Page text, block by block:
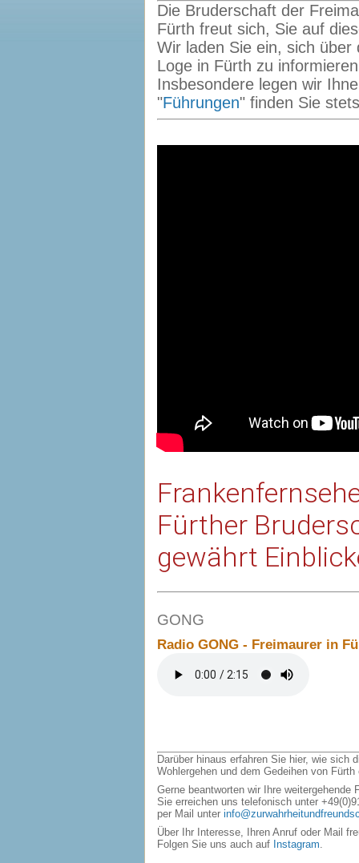
Die Bruderschaft der
Fürth freut sich, Sie auf
Wir laden Sie ein, sich über
Loge in Fürth zu
Insbesondere legen wir
"Führungen" finden Sie
Fürther
gewährt
GONG
Radio GONG - Freimaurer in
Darüber hinaus erfahren Sie hier, wie sich
Wohlergehen und dem Gedeihen von Fürth
Gerne beantworten wir Ihre weitergehende
Sie erreichen uns telefonisch unter
per Mail unter
Über Ihr Interesse, Ihren Anruf oder Mail
Folgen Sie uns auch auf Instagram